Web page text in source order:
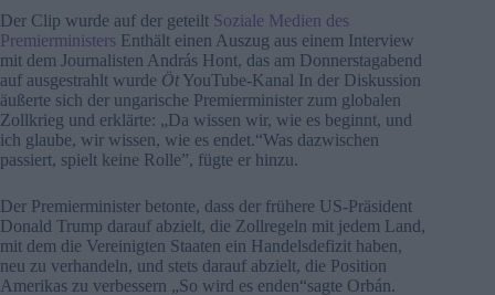
Der Clip wurde auf der geteilt Soziale Medien des
Premierministers Enthält einen Auszug aus einem Interview
mit dem Journalisten András Hont, das am Donnerstagabend
auf ausgestrahlt wurde Öt YouTube-Kanal In der Diskussion
äußerte sich der ungarische Premierminister zum globalen
Zollkrieg und erklärte: „Da wissen wir, wie es beginnt, und
ich glaube, wir wissen, wie es endet.“Was dazwischen
passiert, spielt keine Rolle”, fügte er hinzu.
Der Premierminister betonte, dass der frühere US-Präsident
Donald Trump darauf abzielt, die Zollregeln mit jedem Land,
mit dem die Vereinigten Staaten ein Handelsdefizit haben,
neu zu verhandeln, und stets darauf abzielt, die Position
Amerikas zu verbessern „So wird es enden“sagte Orbán.